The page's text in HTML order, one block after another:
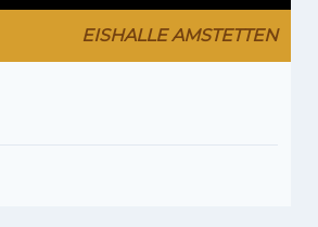
EISHALLE AMSTETTEN